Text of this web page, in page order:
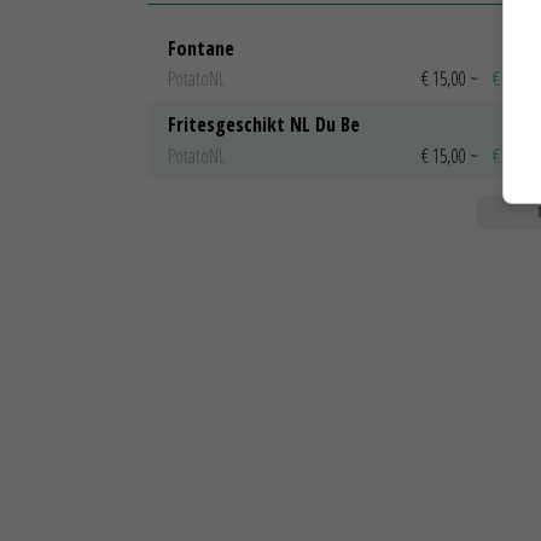
Fontane
PotatoNL
€ 15,00 ~ € 23,00
Fritesgeschikt NL Du Be
PotatoNL
€ 15,00 ~ € 23,00